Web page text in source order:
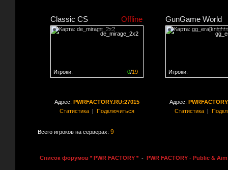
Classic CS Offline
de_mirage_2x2
0/19
Игроки:
GunGame World
Игроки:
Адрес: PWRFACTORY.RU:27015
Статистика| Подключиться
Адрес:
Статистика|
Всего игроков на серверах: 9
Список форумов * PWR FACTORY * - PWR FACTORY - Public &